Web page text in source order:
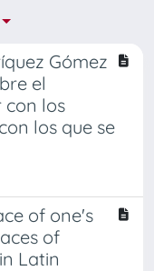
Gómez
el
con los
los que se
of one's
of
Latin